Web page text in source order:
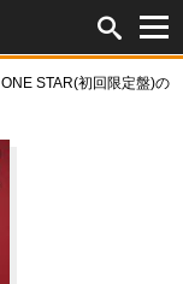
ONE STAR(初回限定盤)の